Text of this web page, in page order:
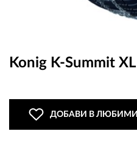
Konig K-Summit XL
ДОБАВИ В ЛЮБИМИ